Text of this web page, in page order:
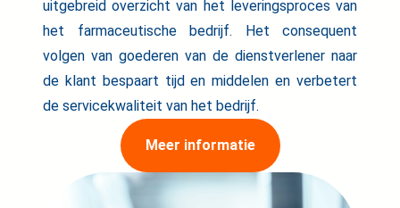
uitgebreid overzicht van het leveringsproces van
het farmaceutische bedrijf. Het consequent
volgen van goederen van de dienstverlener naar
de klant bespaart tijd en middelen en verbetert
de servicekwaliteit van het bedrijf.
Meer informatie